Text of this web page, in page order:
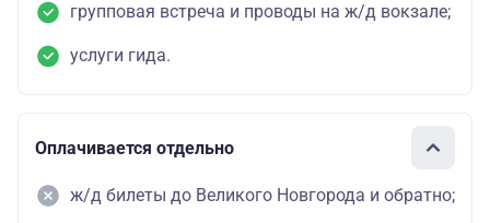
групповая встреча и проводы на ж/д вокзале;
услуги гида.
Оплачивается отдельно
ж/д билеты до Великого Новгорода и обратно;